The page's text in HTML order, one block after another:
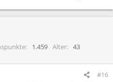
1.459 Alter
43
#16